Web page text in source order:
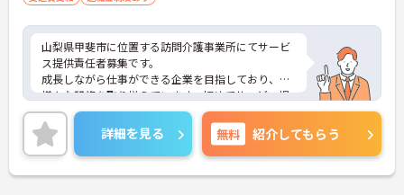
山梨県甲斐市に位置する訪問介護事業所にてサービ
ス提供責任者募集です。
成長しながら仕事ができる企業を目指しており、
様々な研修を取り揃えています。初めてサービス提
供責任者にチャレンジする方も、丁寧に指導してく
ださいますので、ご安心ください！
ご興味のある方には、面接対策ポイントなど、さら
に詳細をお話しいたしますので、お気軽にご相談く
ださい。
詳細を見る 無料 紹介してもらう